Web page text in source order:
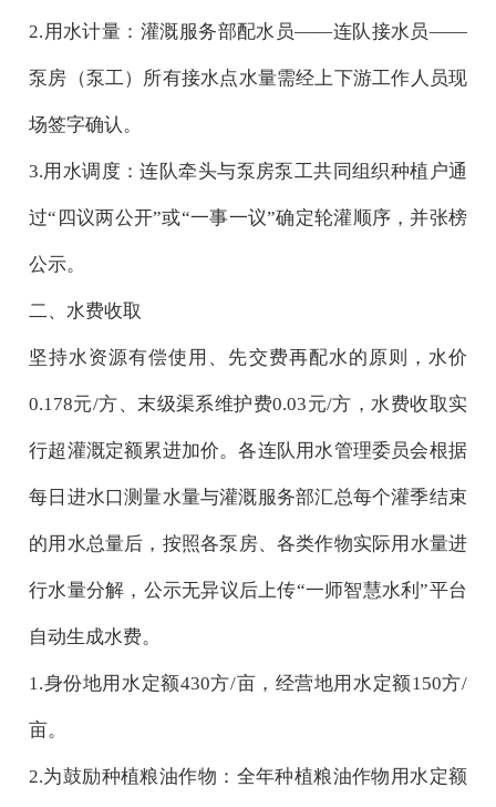
2.用水计量：灌溉服务部配水员——连队接水员——
泵房（泵工 ）所有接水点水量需经上下游工作人员现
场签字确认。
3.用水调度：连队牵头与泵房泵工共同组织种植户通
过“四议两公开”或“一事一议”确定轮灌顺序，并张榜
公示。
二、水费收取
坚持水资源有偿使用、先交费再配水的原则，水价
0.178元/方、末级渠系维护费0.03元/方，水费收取实
行超灌溉定额累进加价。各连队用水管理委员会根据
每日进水口测量水量与灌溉服务部汇总每个灌季结束
的用水总量后， 按照各泵房、各类作物实际用水量进
行水量分解，公示无异议后上传“一师智慧水利”平台
自动生成水费。
1.身份地用水定额430方/亩，经营地用水定额150方/
亩。
2.为鼓励种植粮油作物：全年种植粮油作物用水定额